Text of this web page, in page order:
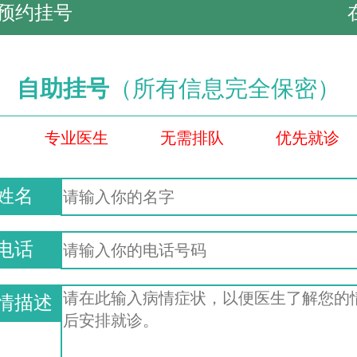
约挂号
自助挂号 （所有信息完全保密）
专业医生 无需排队 优先就诊
名
话
描述